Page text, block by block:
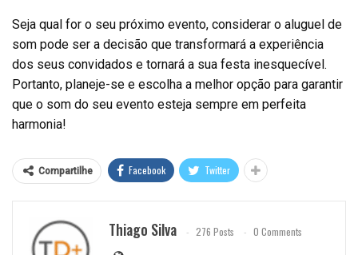
Seja qual for o seu próximo evento, considerar o aluguel de
som pode ser a decisão que transformará a experiência
dos seus convidados e tornará a sua festa inesquecível.
Portanto, planeje-se e escolha a melhor opção para garantir
que o som do seu evento esteja sempre em perfeita
harmonia!
Compartilhe Facebook Twitter
Thiago Silva 276 Posts 0 Comments